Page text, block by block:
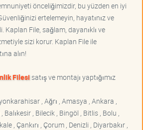
önceliğimizdir, bu yüzden en iyi
ertelemeyin, hayatınız ve
Kaplan File, sağlam, dayanıklı ve
sizi korur. Kaplan File ile
alın!
Filesisatış ve montajı yaptığımız
, Ağrı , Amasya , Ankara ,
, Bilecik , Bingöl , Bitlis , Bolu ,
, Çankırı , Çorum , Denizli , Diyarbakır ,